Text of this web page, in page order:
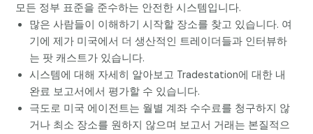
모든 정부 표준을 준수하는 안전한 시스템입니다.
많은 사람들이 이해하기 시작할 장소를 찾고 있습니다. 여
기에 제가 미국에서 더 생산적인 트레이더들과 인터뷰하
는 팟 캐스트가 있습니다.
시스템에 대해 자세히 알아보고 Tradestation에 대한 내
완료 보고서에서 평가할 수 있습니다.
극도로 미국 에이전트는 월별 계좌 수수료를 청구하지 않
거나 최소 장소를 원하지 않으며 보고서 거래는 본질적으